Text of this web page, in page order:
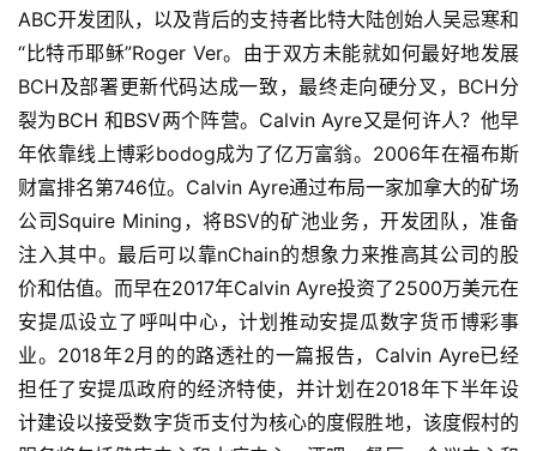
ABC开发团队，以及背后的支持者比特大陆创始人吴忌寒和
“比特币耶稣”Roger Ver。由于双方未能就如何最好地发展
BCH及部署更新代码达成一致，最终走向硬分叉，BCH分
裂为BCH 和BSV两个阵营。Calvin Ayre又是何许人？他早
年依靠线上博彩bodog成为了亿万富翁。2006年在福布斯
财富排名第746位。Calvin Ayre通过布局一家加拿大的矿场
公司Squire Mining，将BSV的矿池业务，开发团队，准备
注入其中。最后可以靠nChain的想象力来推高其公司的股
价和估值。而早在2017年Calvin Ayre投资了2500万美元在
安提瓜设立了呼叫中心，计划推动安提瓜数字货币博彩事
业。2018年2月的的路透社的一篇报告，Calvin Ayre已经
担任了安提瓜政府的经济特使，并计划在2018年下半年设
计建设以接受数字货币支付为核心的度假胜地，该度假村的